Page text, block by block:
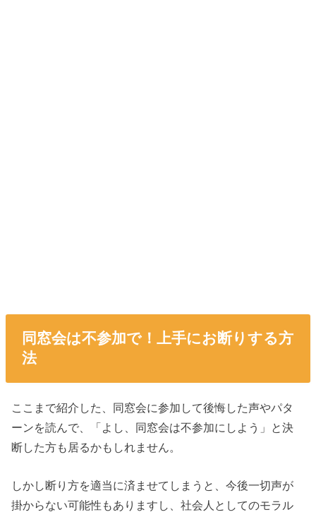
同窓会は不参加で！上手にお断りする方
法
ここまで紹介した、同窓会に参加して後悔した声やパタ
ーンを読んで、「よし、同窓会は不参加にしよう」と決
断した方も居るかもしれません。
しかし断り方を適当に済ませてしまうと、今後一切声が
掛からない可能性もありますし、社会人としてのモラル